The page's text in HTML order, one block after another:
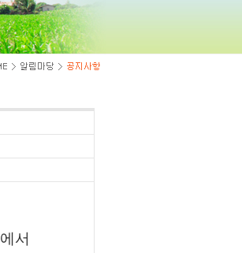
에서